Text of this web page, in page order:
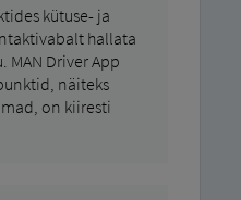
kütuse- ja
hallata
MAN Driver App
näiteks
on kiiresti